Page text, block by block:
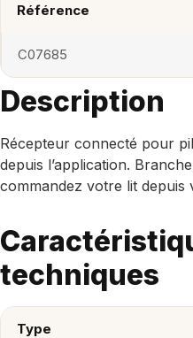
Référence
C07685
Description
Récepteur connecté pour
depuis l’application.
commandez votre lit depuis
techniques
Type